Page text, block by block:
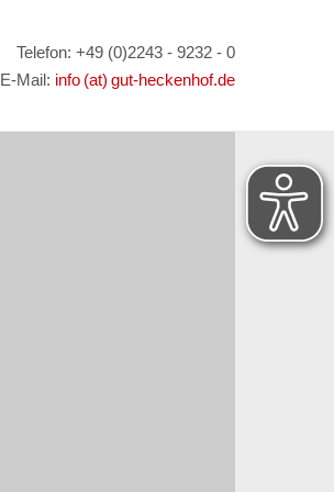
Telefon: +49 (0)2243 - 9232 - 0
E-Mail: info (at) gut-heckenhof.de